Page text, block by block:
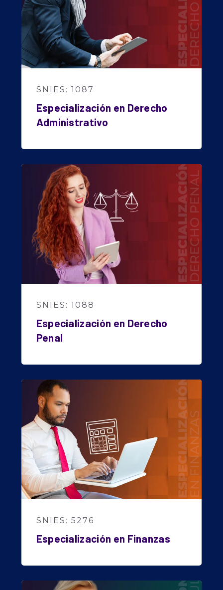
SNIES: 1087
Especialización en Derecho
Administrativo
SNIES: 1088
Especialización en Derecho
Penal
SNIES: 5276
Especialización en Finanzas